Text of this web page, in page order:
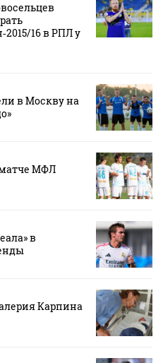
16 в РПЛ у
в Москву на
матче МФЛ
в
Карпина